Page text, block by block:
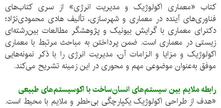
کتاب «معماری اکولوژیک و مدیریت انرژی» از سری کتاب‌های
فناوری‌های آینده در معماری و شهرسازی، تألیف هادی محمودی‌نژاد؛
دکترای معماری با گرایش بیونیک و پژوهشگر مطالعات بین‌رشته‌ای
زیستی در معماری است. ضمن پرداختن به مباحث مرتبط با معماری
اکولوژیک و مزایا و الزامات آن، مدیریت انرژی را با ذکر نمونه‌هایی
موفق به‌عنوان موضوعی مهم و محوری در این زمینه تشریح می‌کند.
رابطه ملایم بین سیستم‌های انسان‌ساخت با اکوسیستم‌های طبیعی
«هدف از طراحی اکولوژیک یکپارچگی بی‌خطر و ملایم با محیط است.